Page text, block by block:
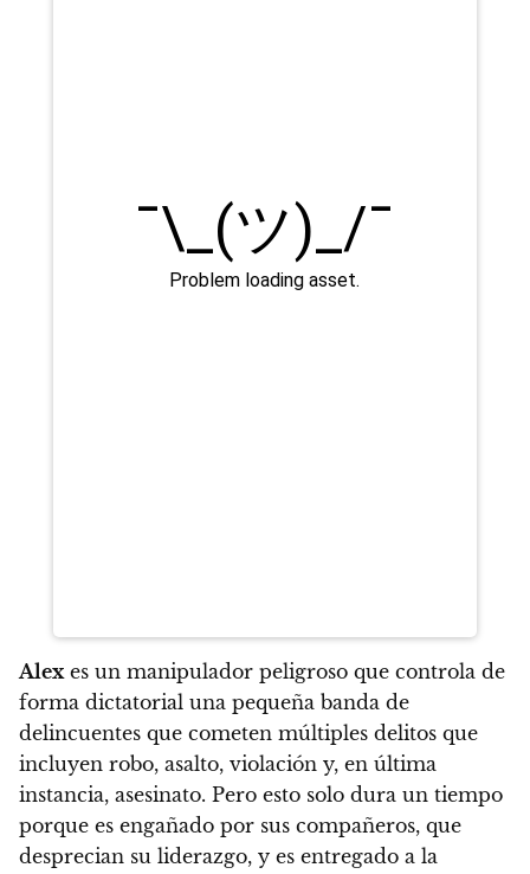
Alexes un manipulador peligroso que controla de
forma dictatorial una pequeña banda de
delincuentes que cometen múltiples delitos que
incluyen robo, asalto, violación y, en última
instancia, asesinato. Pero esto solo dura un tiempo
porque es engañado por sus compañeros, que
desprecian su liderazgo, y es entregado a la